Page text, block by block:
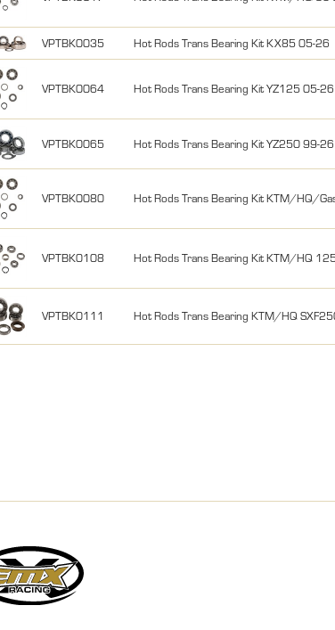
VPTBK0035 Hot Rods Trans Bearing Kit KX85 05-26
VPTBK0064 Hot Rods Trans Bearing Kit YZ125 05-26
VPTBK0065 Hot Rods Trans Bearing Kit YZ250 99-26
VPTBK0080 Hot Rods Trans Bearing Kit KTM/HQ/
VPTBK0108 Hot Rods Trans Bearing Kit KTM/HQ
VPTBK0111 Hot Rods Trans Bearing KTM/HQ